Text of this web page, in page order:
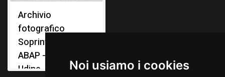
Noi usiamo i cookies
Archivio
fotografico
Soprintendenza
ABAP - Ufficio di
Udine